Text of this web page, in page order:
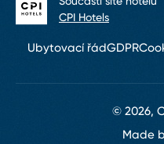
O hotelu
Pokoje
Ubytovací řádGDPR
© 2026,
CPI Hotels
Made